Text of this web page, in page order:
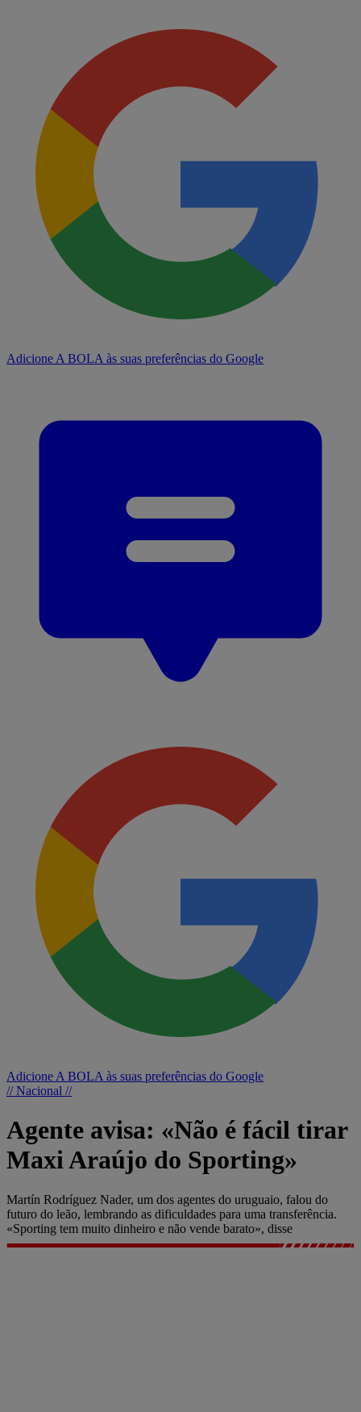
Adicione A BOLA às suas preferências do Google
Adicione A BOLA às suas preferências do Google
// Nacional //
Agente avisa: «Não é fácil tirar
Maxi Araújo do Sporting»
Martín Rodríguez Nader, um dos agentes do uruguaio, falou do
futuro do leão, lembrando as dificuldades para uma transferência.
«Sporting tem muito dinheiro e não vende barato», disse